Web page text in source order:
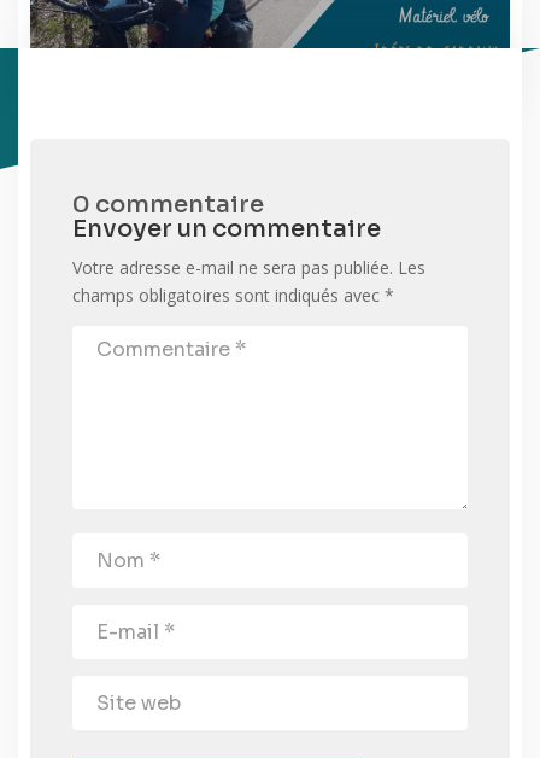
0 commentaire
Envoyer un commentaire
Votre adresse e-mail ne sera pas publiée. Les
champs obligatoires sont indiqués avec *